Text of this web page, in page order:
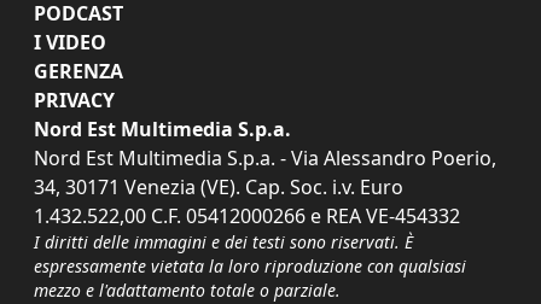
PODCAST
I VIDEO
GERENZA
PRIVACY
Nord Est Multimedia S.p.a.
Nord Est Multimedia S.p.a. - Via Alessandro Poerio,
34, 30171 Venezia (VE). Cap. Soc. i.v. Euro
1.432.522,00 C.F. 05412000266 e REA VE-454332
I diritti delle immagini e dei testi sono riservati. È
espressamente vietata la loro riproduzione con qualsiasi
mezzo e l'adattamento totale o parziale.